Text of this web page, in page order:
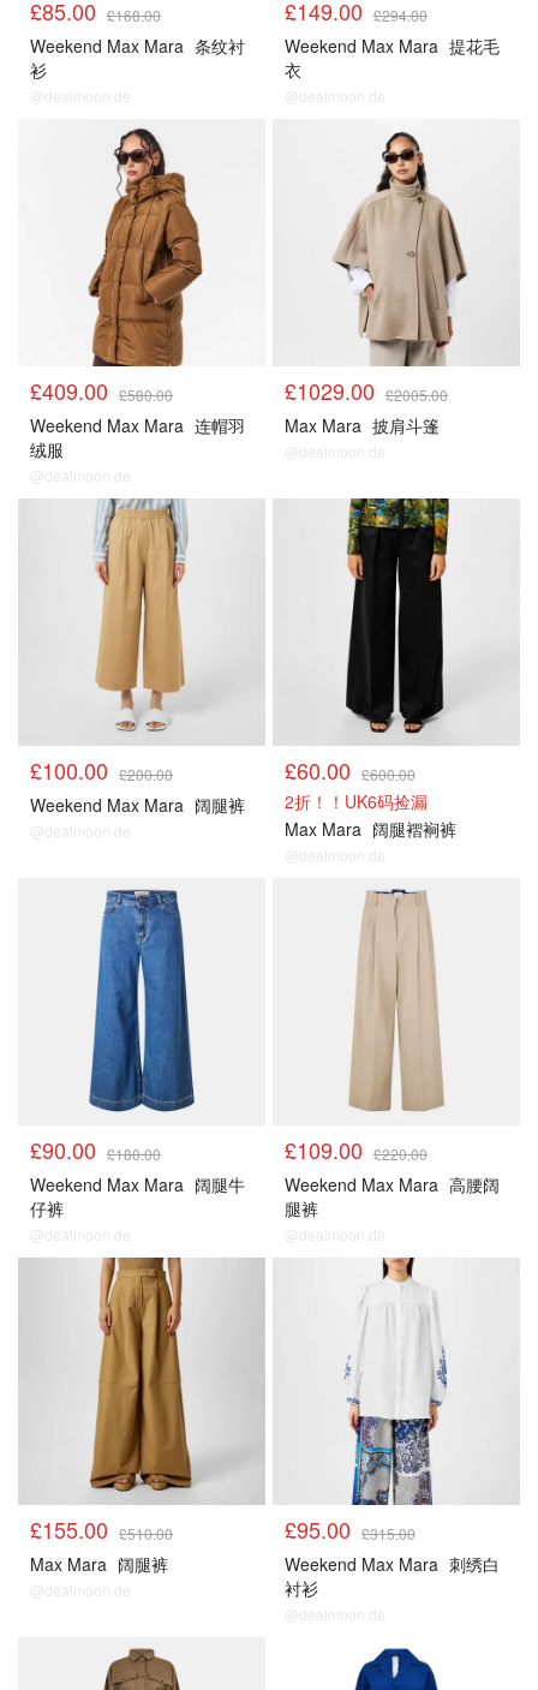
£85.00 £168.00
Weekend Max Mara 条纹衬
衫
@dealmoon.de
£149.00 £294.00
Weekend Max Mara 提花毛
衣
@dealmoon.de
£409.00 £580.00
Weekend Max Mara 连帽羽
绒服
@dealmoon.de
£1029.00 £2005.00
Max Mara 披肩斗篷
@dealmoon.de
£100.00 £200.00
Weekend Max Mara 阔腿裤
@dealmoon.de
£60.00 £600.00
2折！！UK6码捡漏
Max Mara 阔腿褶裥裤
@dealmoon.de
£90.00 £180.00
Weekend Max Mara 阔腿牛
仔裤
@dealmoon.de
£109.00 £220.00
Weekend Max Mara 高腰阔
腿裤
@dealmoon.de
£155.00 £510.00
Max Mara 阔腿裤
@dealmoon.de
£95.00 £315.00
Weekend Max Mara 刺绣白
衬衫
@dealmoon.de